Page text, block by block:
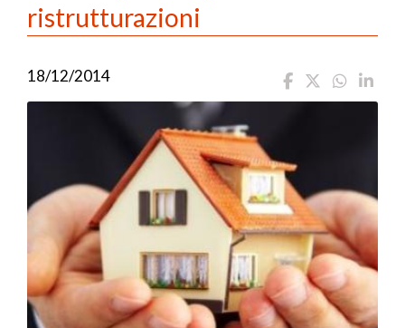
ristrutturazioni
18/12/2014